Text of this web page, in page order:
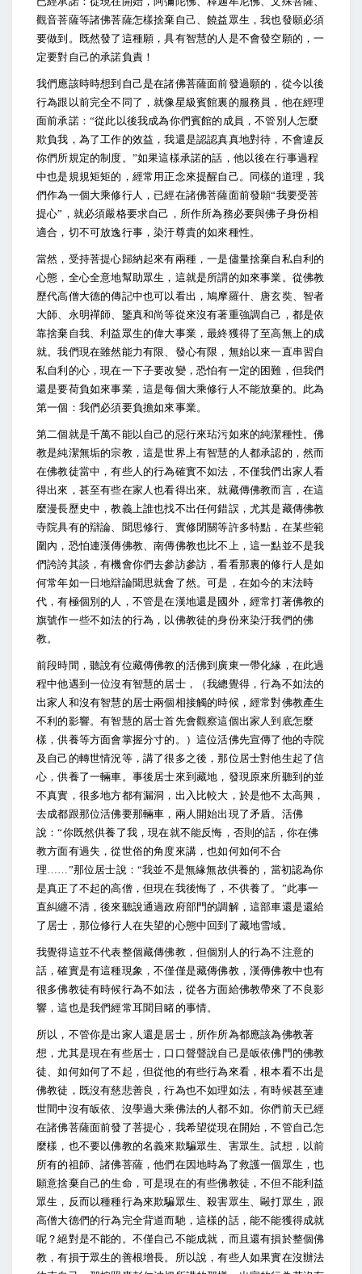
觀音菩薩等諸佛菩薩怎樣捨棄自己、饒益眾生，我也發願必須
要做到。既然發了這種願，具有智慧的人是不會發空願的，一
定要對自己的承諾負責！
我們應該時時想到自己是在諸佛菩薩面前發過願的，從今以後
行為跟以前完全不同了，就像星級賓館裏的服務員，他在經理
面前承諾：“從此以後我成為你們賓館的成員，不管別人怎麼
欺負我，為了工作的效益，我還是認認真真地對待，不會違反
你們所規定的制度。”如果這樣承諾的話，他以後在行事過程
中也是規規矩矩的，經常用正念來提醒自己。同樣的道理，我
們作為一個大乘修行人，已經在諸佛菩薩面前發願“我要受菩
提心”，就必須嚴格要求自己，所作所為務必要與佛子身份相
適合，切不可放逸行事，染汙尊貴的如來種性。
當然，受持菩提心歸納起來有兩種，一是儘量捨棄自私自利的
心態，全心全意地幫助眾生，這就是所謂的如來事業。從佛教
歷代高僧大德的傳記中也可以看出，鳩摩羅什、唐玄奘、智者
大師、永明禪師、鑒真和尚等從來沒有著重強調自己，都是依
靠捨棄自我、利益眾生的偉大事業，最終獲得了至高無上的成
就。我們現在雖然能力有限、發心有限，無始以來一直串習自
私自利的心，現在一下子要改變，恐怕有一定的困難，但我們
還是要荷負如來事業，這是每個大乘修行人不能放棄的。此為
第一個：我們必須要負擔如來事業。
第二個就是千萬不能以自己的惡行來玷污如來的純潔種性。佛
教是純潔無垢的宗教，這是世界上有智慧的人都承認的，然而
在佛教徒當中，有些人的行為確實不如法，不僅我們出家人看
得出來，甚至有些在家人也看得出來。就藏傳佛教而言，在這
麼漫長歷史中，教義上誰也找不出任何錯誤，尤其是藏傳佛教
寺院具有的辯論、聞思修行、實修閉關等許多特點，在某些範
圍內，恐怕連漢傳佛教、南傳佛教也比不上，這一點並不是我
們誇誇其談，有機會你們去參訪參訪，看看那裏的修行人是如
何常年如一日地辯論聞思就會了然。可是，在如今的末法時
代，有極個別的人，不管是在漢地還是國外，經常打著佛教的
旗號作一些不如法的行為，以佛教徒的身份來染汙我們的佛
教。
前段時間，聽說有位藏傳佛教的活佛到廣東一帶化緣，在此過
程中他遇到一位沒有智慧的居士，（我總覺得，行為不如法的
出家人和沒有智慧的居士兩個相接觸的時候，經常對佛教產生
不利的影響。有智慧的居士首先會觀察這個出家人到底怎麼
樣，供養等方面會掌握分寸的。）這位活佛先宣傳了他的寺院
及自己的轉世情況等，講了很多之後，那位居士對他生起了信
心，供養了一輛車。事後居士來到藏地，發現原來所聽到的並
不真實，很多地方都有漏洞，出入比較大，於是他不太高興，
去成都跟那位活佛要那輛車，兩人開始出現了矛盾。活佛
說：“你既然供養了我，現在就不能反悔，否則的話，你在佛
教方面有過失，從世俗的角度來講，也如何如何不合
理……”那位居士說：“我並不是無緣無故供養的，當初認為你
是真正了不起的高僧，但現在我後悔了，不供養了。”此事一
直糾纏不清，後來聽說通過政府部門的調解，這部車還是還給
了居士，那位修行人在失望的心態中回到了藏地雪域。
我覺得這並不代表整個藏傳佛教，但個別人的行為不注意的
話，確實是有這種現象，不僅僅是藏傳佛教，漢傳佛教中也有
很多佛教徒有時候行為不如法，從各方面給佛教帶來了不良影
響，這也是我們經常耳聞目睹的事情。
所以，不管你是出家人還是居士，所作所為都應該為佛教著
想，尤其是現在有些居士，口口聲聲說自己是皈依佛門的佛教
徒、如何如何了不起，但從他的有些行為來看，根本看不出是
佛教徒，既沒有慈悲善良，行為也不如理如法，有時候甚至連
世間中沒有皈依、沒學過大乘佛法的人都不如。你們前天已經
在諸佛菩薩面前發了菩提心，我希望從現在開始，不管自己怎
麼樣，也不要以佛教的名義來欺騙眾生、害眾生。試想，以前
所有的祖師、諸佛菩薩，他們在因地時為了救護一個眾生，也
願意捨棄自己的生命，可是現在的有些佛教徒，不但不能利益
眾生，反而以種種行為來欺騙眾生、殺害眾生、毆打眾生，跟
高僧大德們的行為完全背道而馳，這樣的話，能不能獲得成就
呢？絕對是不能的。不僅自己不能成就，而且還有損於整個佛
教，有損于眾生的善根增長。所以說，有些人如果實在沒辦法